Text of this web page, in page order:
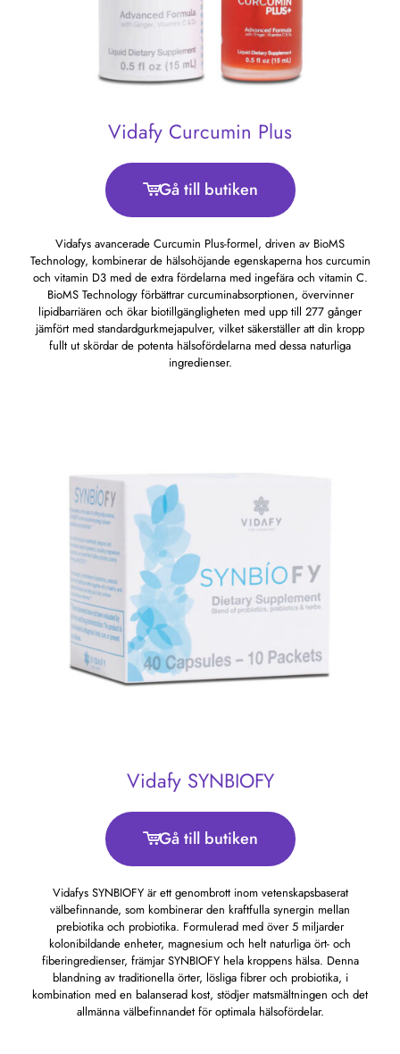
Vidafy Curcumin Plus
Gå till butiken
Vidafys avancerade Curcumin Plus-formel, driven av BioMS
Technology, kombinerar de hälsohöjande egenskaperna hos curcumin
och vitamin D3 med de extra fördelarna med ingefära och vitamin C.
BioMS Technology förbättrar curcuminabsorptionen, övervinner
lipidbarriären och ökar biotillgängligheten med upp till 277 gånger
jämfört med standardgurkmejapulver, vilket säkerställer att din kropp
fullt ut skördar de potenta hälsofördelarna med dessa naturliga
ingredienser.
Vidafy SYNBIOFY
Gå till butiken
Vidafys SYNBIOFY är ett genombrott inom vetenskapsbaserat
välbefinnande, som kombinerar den kraftfulla synergin mellan
prebiotika och probiotika. Formulerad med över 5 miljarder
kolonibildande enheter, magnesium och helt naturliga ört- och
fiberingredienser, främjar SYNBIOFY hela kroppens hälsa. Denna
blandning av traditionella örter, lösliga fibrer och probiotika, i
kombination med en balanserad kost, stödjer matsmältningen och det
allmänna välbefinnandet för optimala hälsofördelar.